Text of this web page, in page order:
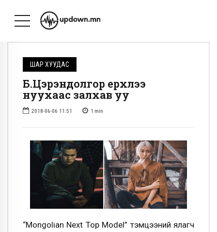
ШАР ХУУДАС
Б.Цэрэндолгор үерхлээ
нуухаас залхав уу
2018-06-06 11:51 1 min
“Mongolian Next Top Model” тэмцээний ялагч